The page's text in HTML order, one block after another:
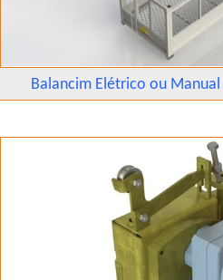
Balancim Elétrico ou